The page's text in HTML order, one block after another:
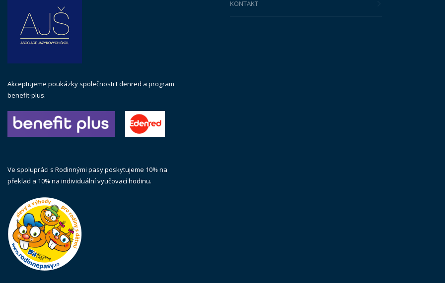
Akceptujeme poukázky společnosti Edenred a program
benefit-plus.
Ve spolupráci s Rodinnými pasy poskytujeme 10% na
překlad a 10% na individuální vyučovací hodinu.
KONTAKT